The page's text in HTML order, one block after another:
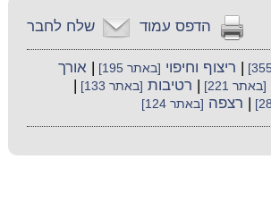
שלח לחבר הדפס עמוד
ריצוף וחיפוי [באתר 195] |אורך
[באתר 221] רטיבות [באתר 133]
רצפה [באתר 124]